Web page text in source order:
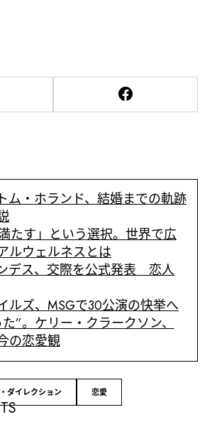
ム・ホランド、結婚までの軌跡
たす」という選択。世界で広
ルウェルネスとは
デス、交際を公式発表 恋人
ルズ、MSGで30公演の快挙へ
”。ケリー・クラークソン、
の恋愛観
ダイレクション 恋愛